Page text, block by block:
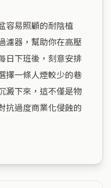
容易照顧的耐陰植
濾器，幫助你在高壓
日下班後，刻意安排
擇一條人煙較少的巷
澱下來，這不僅是物
抗過度商業化侵蝕的